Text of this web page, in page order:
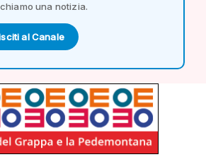
una notizia.
al Canale